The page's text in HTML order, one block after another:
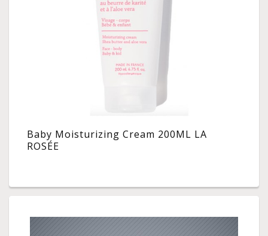
Baby Moisturizing Cream 200ML LA
ROSÉE